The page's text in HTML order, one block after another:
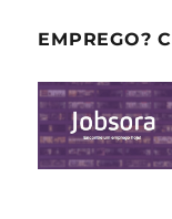
EMPREGO?